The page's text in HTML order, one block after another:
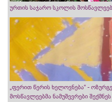
ურთის საჯარო სკოლის
„ფერით წერის ხელოვნება“ -
მოსწავლეებმა ნამუშევრები შექმნეს